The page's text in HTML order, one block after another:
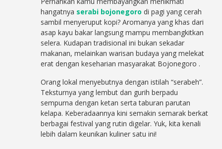
hangatnya serabi bojonegoro di pagi yang cerah
sambil menyeruput kopi? Aromanya yang khas dari
asap kayu bakar langsung mampu membangkitkan
selera. Kudapan tradisional ini bukan sekadar
makanan, melainkan warisan budaya yang melekat
erat dengan keseharian masyarakat Bojonegoro .
Orang lokal menyebutnya dengan istilah “serabeh”.
Teksturnya yang lembut dan gurih berpadu
sempurna dengan ketan serta taburan parutan
kelapa. Keberadaannya kini semakin semarak berkat
berbagai festival yang rutin digelar. Yuk, kita kenali
lebih dalam keunikan kuliner satu ini!